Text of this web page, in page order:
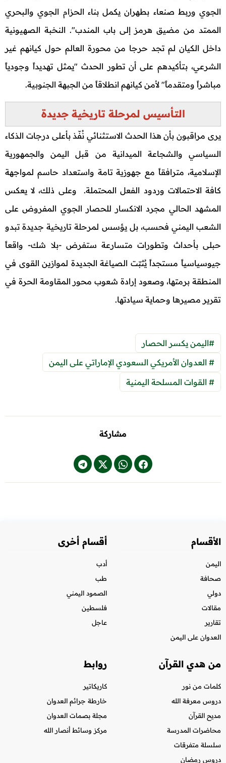
الجوي وربط صنعاء بطهران يكمل بناء الحزام الجوي والبحري
الممتد من مضيق هرمز إلى باب المندب". النخبة الصهيونية
داخل الكيان لم تجد حرجا من محورة العالم حول كيانهم غير
الشرعي، بتأكيدهم على أن تطور الحدث "يمثل تهديداً وجودياً
مباشراً ومتقدماً" لأمن كيانهم انطلاقاً من الجبهة الجنوبية.
التأسيس لمرحلة تاريخية جديدة
يرى مراقبون بأن هذا الحدث الاستثنائي نُفّذ بأعلى درجات الذكاء
السياسي والشجاعة الميدانية من قبل اليمن والجمهورية
الإسلامية، مترافقاً مع جهوزية تامة واستعداد حاسم لمواجهة
كافة الاحتمالات وردود الفعل المحتملة. وعلى ذلك، لا يعكس
المشهد الحالي مجرد الانكسار للحصار الجوي المفروض على
الشعب اليمني فحسب، بل يؤسس لمرحلة تاريخية جديدة تبدو
حبلى بأحداث وتطورات متسارعة ستفرض -بلا شك- واقعاً
جيوسياسياً مستجداً يُثبّت الصياغة الجديدة لموازين القوى في
المنطقة برمتها، وصعود إرادة شعوب محور المقاومة الحرة في
تقرير مصيرها وحماية سيادتها.
#اليمن يكسر الحصار
# العدوان الأمريكي السعودي الإماراتي على اليمن
# القوات المسلحة اليمنية
مشاركة
الأقسام
اليمن
صحافة
دولي
مقالات
تقارير
العدوان على اليمن
أقسام أخرى
أدب
طب
الصمود اليمني
فلسطين
عاجل
من هدي القرآن
كلمات من نور
دروس معرفة الله
مديح القرآن
محاضرات المدرسة
سلسلة متفرقات
دروس رمضان
روابط
كاريكاتير
خارطة جرائم العدوان
مجلة بصمات العدوان
مركز وسائط أنصار الله